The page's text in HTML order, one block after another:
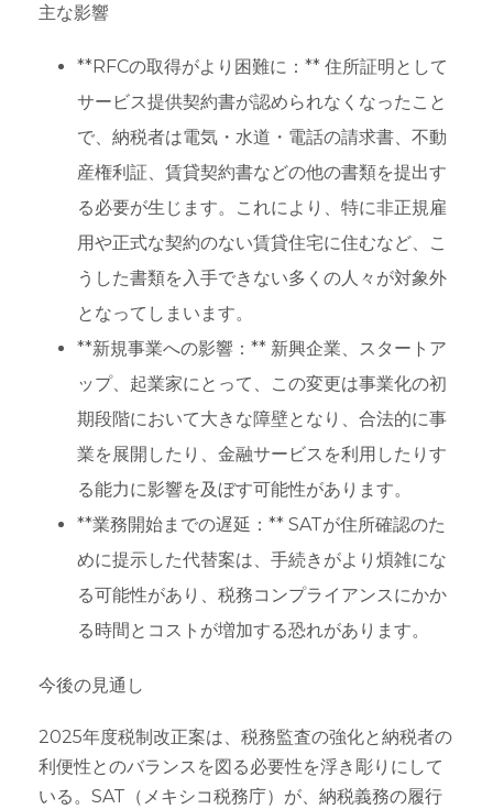
主な影響
**RFCの取得がより困難に：** 住所証明として
サービス提供契約書が認められなくなったこと
で、納税者は電気・水道・電話の請求書、不動
産権利証、賃貸契約書などの他の書類を提出す
る必要が生じます。これにより、特に非正規雇
用や正式な契約のない賃貸住宅に住むなど、こ
うした書類を入手できない多くの人々が対象外
となってしまいます。
**新規事業への影響：** 新興企業、スタートア
ップ、起業家にとって、この変更は事業化の初
期段階において大きな障壁となり、合法的に事
業を展開したり、金融サービスを利用したりす
る能力に影響を及ぼす可能性があります。
**業務開始までの遅延：** SATが住所確認のた
めに提示した代替案は、手続きがより煩雑にな
る可能性があり、税務コンプライアンスにかか
る時間とコストが増加する恐れがあります。
今後の見通し
2025年度税制改正案は、税務監査の強化と納税者の
利便性とのバランスを図る必要性を浮き彫りにして
いる。SAT（メキシコ税務庁）が、納税義務の履行